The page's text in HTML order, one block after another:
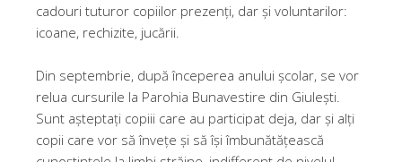
cadouri tuturor copiilor prezenți, dar și voluntarilor:
icoane, rechizite, jucării.
Din septembrie, după începerea anului școlar, se vor
relua cursurile la Parohia Bunavestire din Giulești.
Sunt așteptați copiii care au participat deja, dar și alți
copii care vor să învețe și să își îmbunătățească